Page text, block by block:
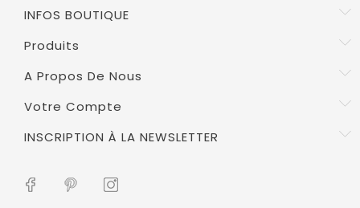
INFOS BOUTIQUE
Produits
A Propos De Nous
Votre Compte
INSCRIPTION À LA NEWSLETTER